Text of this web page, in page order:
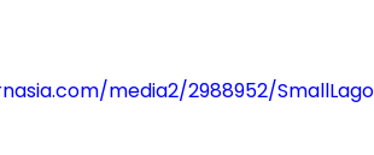
media2/2988952/